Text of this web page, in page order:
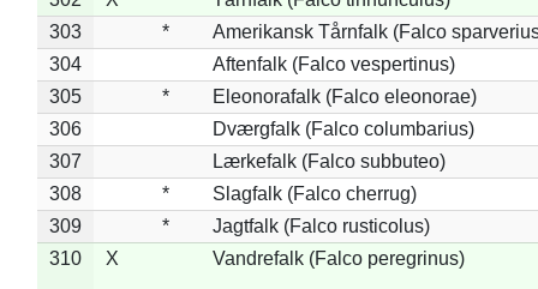
303
*
Amerikansk Tårnfalk (Falco
304
Aftenfalk (Falco vespertinus)
305
*
Eleonorafalk (Falco eleonorae)
306
Dværgfalk (Falco columbarius)
307
Lærkefalk (Falco subbuteo)
308
*
Slagfalk (Falco cherrug)
309
*
Jagtfalk (Falco rusticolus)
310
X Vandrefalk (Falco peregrinus)